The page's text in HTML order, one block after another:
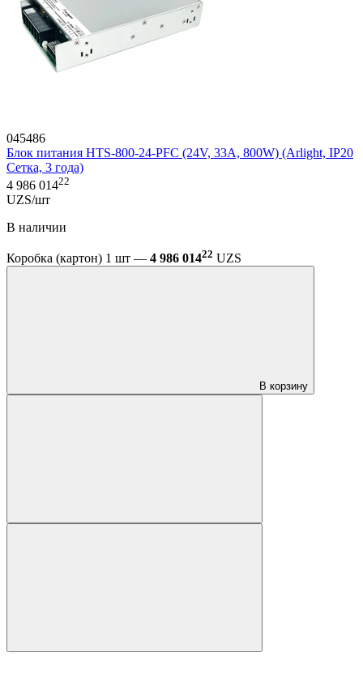
045486
Блок питания HTS-800-24-PFC (24V, 33A, 800W) (Arlight, IP20
Сетка, 3 года)
4 986 01422
UZS/шт
В наличии
Коробка (картон) 1 шт — 4 986 01422 UZS
В корзину